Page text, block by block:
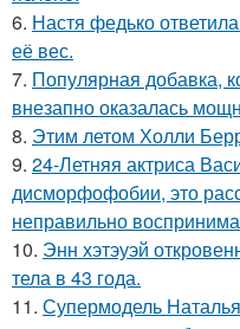
6. Настя федько
её вес.
7. Популярная добавка,
внезапно оказалась
8. Этим летом Холли
9. 24-Летняя актриса
дисморфофобии, это
неправильно
10. Энн хэтэуэй
тела в 43 года.
11. Супермодель